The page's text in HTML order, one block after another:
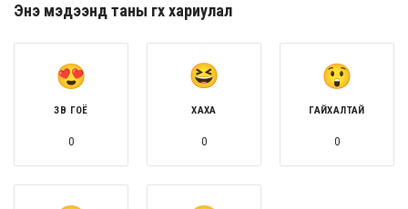
Энэ мэдээнд таны өгөх хариулал
ЗӨВ ГОЁ
0
ХАХА
0
ГАЙХАЛТАЙ
0